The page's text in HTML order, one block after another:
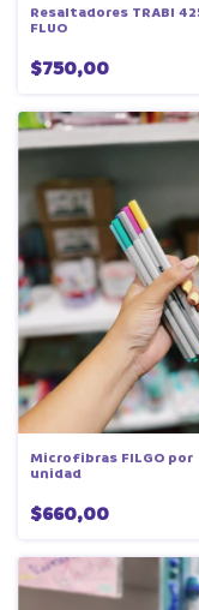
Resaltadores TRABI
FLUO
$750,00
Microfibras FILGO por
unidad
$660,00